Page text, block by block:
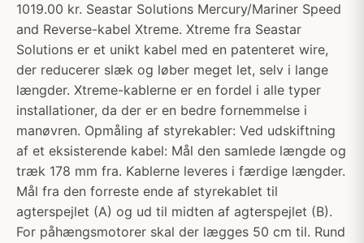
1019.00 kr. Seastar Solutions Mercury/Mariner Speed
and Reverse-kabel Xtreme. Xtreme fra Seastar
Solutions er et unikt kabel med en patenteret wire,
der reducerer slæk og løber meget let, selv i lange
længder. Xtreme-kablerne er en fordel i alle typer
installationer, da der er en bedre fornemmelse i
manøvren. Opmåling af styrekabler: Ved udskiftning
af et eksisterende kabel: Mål den samlede længde og
træk 178 mm fra. Kablerne leveres i færdige længder.
Mål fra den forreste ende af styrekablet til
agterspejlet (A) og ud til midten af agterspejlet (B).
For påhængsmotorer skal der lægges 50 cm til. Rund